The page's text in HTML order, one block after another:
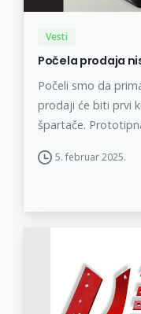
Vesti
Počela prodaja
Počeli smo da
prodaji će biti prvi
špartače.
5. februar 2025.